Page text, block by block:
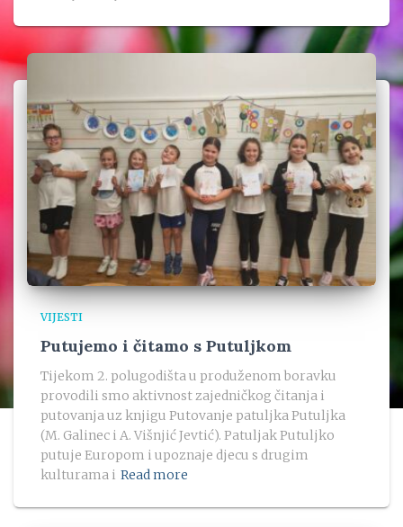
VIJESTI
Putujemo i čitamo s Putuljkom
Tijekom 2. polugodišta u produženom boravku
provodili smo aktivnost zajedničkog čitanja i
putovanja uz knjigu Putovanje patuljka Putuljka
(M. Galinec i A. Višnjić Jevtić). Patuljak Putuljko
putuje Europom i upoznaje djecu s drugim
kulturama i Read more